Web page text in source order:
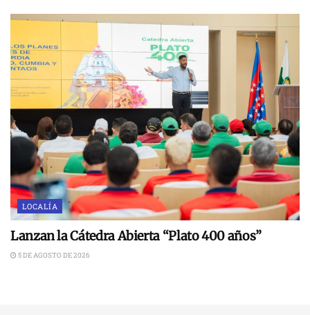
LOCALÍA
Lanzan la Cátedra Abierta “Plato 400 años”
5 DE AGOSTO DE 2026